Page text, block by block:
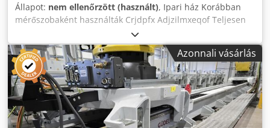
Állapot: nem ellenőrzött (használt), Ipari ház Korábban
mérőszobaként használták Crjdpfx Adjzilmxeqof Teljesen
burkolt ipari ház Méretek Görgőkapu kb. 3500 × 2960 ×
2960 mm Teljes burkolat kb. 22 000 × 15 000 × 9 000 mm
Emelőberendezések ABUS futódaru Teherbírás: 1 tonna
Szellőző- és klímaberendezés 2 db kültéri egység
Mitsubishi Electric Mitsubishi blokk 1 Típus: PUZ-
M125VKA2 Gyártási év: 2022 Mitsubishi blokk 2 Típus: PUZ-
M125VKA2 Gyártási év: 2022
Azonnali vásárlás